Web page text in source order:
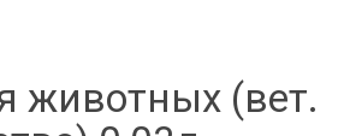
коров
животных (вет.